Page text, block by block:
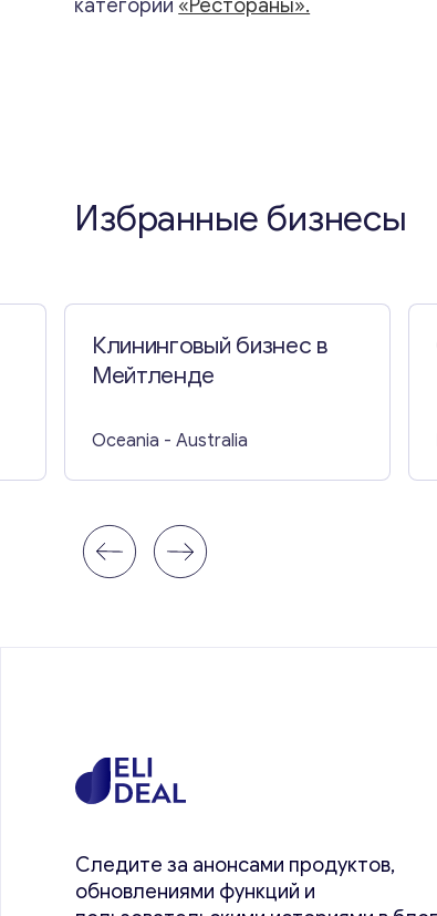
категории «Рестораны».
Избранные бизнесы
Клининговый бизнес в
Мейтленде
Oceania - Australia
Следите за анонсами продуктов,
обновлениями функций и